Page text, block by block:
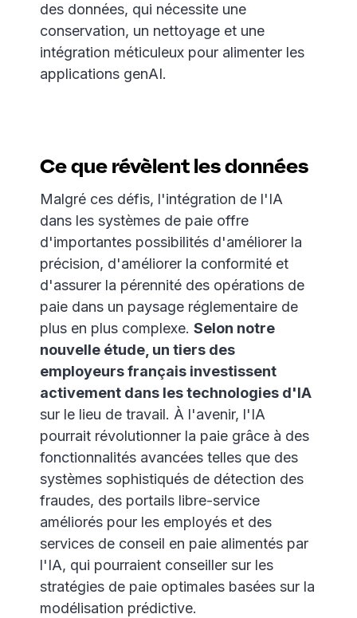
des données, qui nécessite une
conservation, un nettoyage et une
intégration méticuleux pour alimenter les
applications genAI.
Ce que révèlent les données
Malgré ces défis, l'intégration de l'IA
dans les systèmes de paie offre
d'importantes possibilités d'améliorer la
précision, d'améliorer la conformité et
d'assurer la pérennité des opérations de
paie dans un paysage réglementaire de
plus en plus complexe. Selon notre
nouvelle étude, un tiers des
employeurs français investissent
activement dans les technologies d'IA
sur le lieu de travail. À l'avenir, l'IA
pourrait révolutionner la paie grâce à des
fonctionnalités avancées telles que des
systèmes sophistiqués de détection des
fraudes, des portails libre-service
améliorés pour les employés et des
services de conseil en paie alimentés par
l'IA, qui pourraient conseiller sur les
stratégies de paie optimales basées sur la
modélisation prédictive.